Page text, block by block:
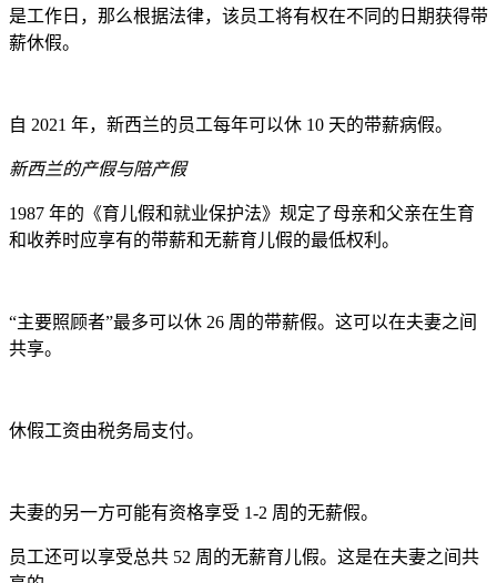
是工作日，那么根据法律，该员工将有权在不同的日期获得带
薪休假。
自 2021 年，新西兰的员工每年可以休 10 天的带薪病假。
新西兰的产假与陪产假
1987 年的《育儿假和就业保护法》规定了母亲和父亲在生育
和收养时应享有的带薪和无薪育儿假的最低权利。
“主要照顾者”最多可以休 26 周的带薪假。这可以在夫妻之间
共享。
休假工资由税务局支付。
夫妻的另一方可能有资格享受 1-2 周的无薪假。
员工还可以享受总共 52 周的无薪育儿假。这是在夫妻之间共